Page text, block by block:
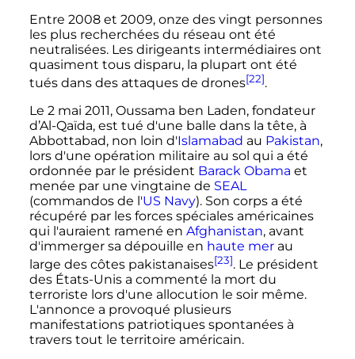
Entre 2008 et 2009, onze des vingt personnes
les plus recherchées du réseau ont été
neutralisées. Les dirigeants intermédiaires ont
quasiment tous disparu, la plupart ont été
tués dans des attaques de drones[22].
Le 2 mai 2011, Oussama ben Laden, fondateur
d’Al-Qaïda, est tué d'une balle dans la tête, à
Abbottabad, non loin d'Islamabad au Pakistan,
lors d'une opération militaire au sol qui a été
ordonnée par le président Barack Obama et
menée par une vingtaine de SEAL
(commandos de l'US Navy). Son corps a été
récupéré par les forces spéciales américaines
qui l'auraient ramené en Afghanistan, avant
d'immerger sa dépouille en haute merau
large des côtes pakistanaises[23]. Le président
des États-Unis a commenté la mort du
terroriste lors d'une allocution le soir même.
L'annonce a provoqué plusieurs
manifestations patriotiques spontanées à
travers tout le territoire américain.